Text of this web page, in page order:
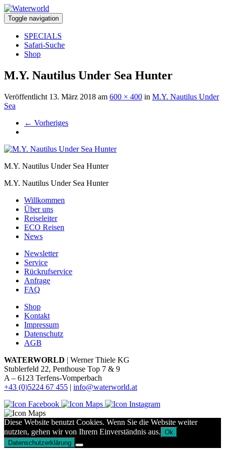
Toggle navigation
SPECIALS
Safari-Suche
Shop
M.Y. Nautilus Under Sea Hunter
Veröffentlicht 13. März 2018 am 600 × 400 in M.Y. Nautilus Under
Sea
← Vorheriges
M.Y. Nautilus Under Sea Hunter
M.Y. Nautilus Under Sea Hunter
Willkommen
Über uns
Reiseleiter
ECO Reisen
News
Newsletter
Service
Rückrufservice
Anfrage
FAQ
Shop
Kontakt
Impressum
Datenschutz
AGB
WATERWORLD | Werner Thiele KG
Stublerfeld 22, Penthouse Top 7 & 9
A – 6123 Terfens-Vomperbach
+43 (0)5224 67 455 | info@waterworld.at
Diese Website benutzt Cookies. Wenn Sie die Website weiter
nutzten, gehen wir von Ihrem Einverständnis aus. Ok
Datenschutzerklärung